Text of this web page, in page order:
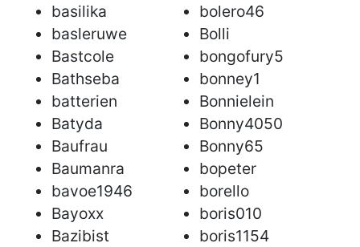
basilika
basleruwe
Bastcole
Bathseba
batterien
Batyda
Baufrau
Baumanra
bavoe1946
Bayoxx
Bazibist
bolero46
Bolli
bongofury5
bonney1
Bonnielein
Bonny4050
Bonny65
bopeter
borello
boris010
boris1154